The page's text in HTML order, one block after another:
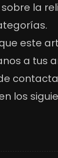
la
este
a tus
los